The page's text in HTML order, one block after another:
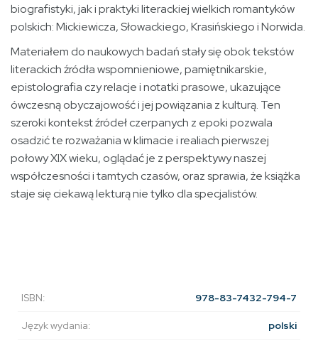
biografistyki, jak i praktyki literackiej wielkich romantyków
polskich: Mickiewicza, Słowackiego, Krasińskiego i Norwida.
Materiałem do naukowych badań stały się obok tekstów
literackich źródła wspomnieniowe, pamiętnikarskie,
epistolografia czy relacje i notatki prasowe, ukazujące
ówczesną obyczajowość i jej powiązania z kulturą. Ten
szeroki kontekst źródeł czerpanych z epoki pozwala
osadzić te rozważania w klimacie i realiach pierwszej
połowy XIX wieku, oglądać je z perspektywy naszej
współczesności i tamtych czasów, oraz sprawia, że książka
staje się ciekawą lekturą nie tylko dla specjalistów.
ISBN: 978-83-7432-794-7
Język wydania: polski